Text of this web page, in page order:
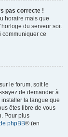
pas correcte !
horaire mais que
du serveur soit
communiquer ce
le forum, soit le
de demander à
installer la langue que
êtes libre de vous
Pour plus
phpBB® (en